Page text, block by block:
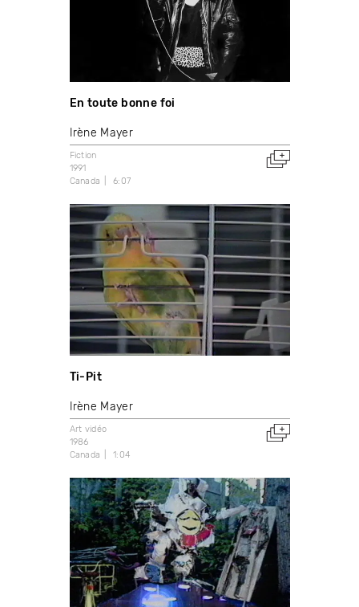
En toute bonne foi
Irène Mayer
Fiction
1991
Canada
6:07
Ti-Pit
Irène Mayer
Art vidéo
1986
Canada
1:04